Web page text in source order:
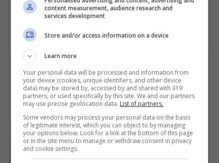
content measurement, audience research and
services development
Store and/or access information on a device
Learn more
Your personal data will be processed and information from
your device (cookies, unique identifiers, and other device
data) may be stored by, accessed by and shared with 319
partners, or used specifically by this site. We and our partners
may use precise geolocation data. List of partners.
Some vendors may process your personal data on the basis
of legitimate interest, which you can object to by managing
your options below. Look for a link at the bottom of this page
or in the site menu to manage or withdraw consent in privacy
and cookie settings.